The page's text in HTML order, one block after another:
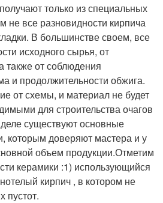
только из специальных
не все разновидности кирпича
В большинстве своем, все
исходного сырья, от
также от соблюдения
и продолжительности обжига.
от схемы, и материал не будет
для строительства очагов
существуют основные
которым доверяют мастера и у
объем продукции.Отметим
керамики :1) использующийся
кирпич , в котором не
пустот.